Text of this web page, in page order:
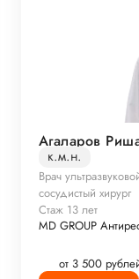
Агаларов
к.м.н.
Врач
сосудистый хирург
Стаж 13 лет
MD GROUP
от 3 500